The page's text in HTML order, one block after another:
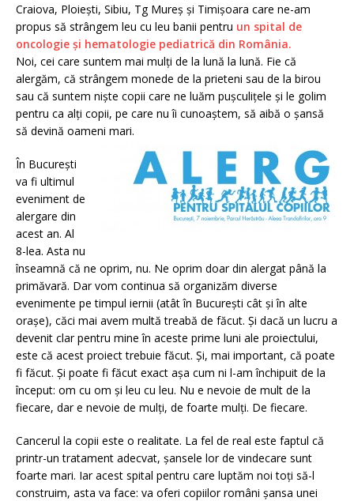
Craiova, Ploiești, Sibiu, Tg Mureș și Timișoara care ne-am
propus să strângem leu cu leu banii pentru un spital de
oncologie și hematologie pediatrică din România.
Noi, cei care suntem mai mulți de la lună la lună. Fie că
alergăm, că strângem monede de la prieteni sau de la birou
sau că suntem niște copii care ne luăm pușculițele și le golim
pentru ca alți copii, pe care nu îi cunoaștem, să aibă o șansă
să devină oameni mari.
În București
va fi ultimul
eveniment de
alergare din
acest an. Al
8-lea. Asta nu
înseamnă că ne oprim, nu. Ne oprim doar din alergat până la
primăvară. Dar vom continua să organizăm diverse
evenimente pe timpul iernii (atât în București cât și în alte
orașe), căci mai avem multă treabă de făcut. Și dacă un lucru a
devenit clar pentru mine în aceste prime luni ale proiectului,
este că acest proiect trebuie făcut. Și, mai important, că poate
fi făcut. Și poate fi făcut exact așa cum ni l-am închipuit de la
început: om cu om și leu cu leu. Nu e nevoie de mult de la
fiecare, dar e nevoie de mulți, de foarte mulți. De fiecare.
Cancerul la copii este o realitate. La fel de real este faptul că
printr-un tratament adecvat, șansele lor de vindecare sunt
foarte mari. Iar acest spital pentru care luptăm noi toți să-l
construim, asta va face: va oferi copiilor români șansa unei